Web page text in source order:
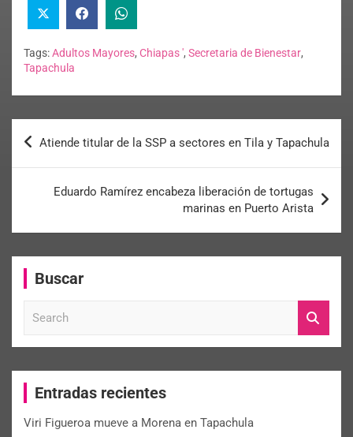
Tags:Adultos Mayores, Chiapas ', Secretaria de Bienestar,
Tapachula
Atiende titular de la SSP a sectores en Tila y Tapachula
Eduardo Ramírez encabeza liberación de tortugas
marinas en Puerto Arista
Buscar
c
Entradas recientes
Viri Figueroa mueve a Morena en Tapachula